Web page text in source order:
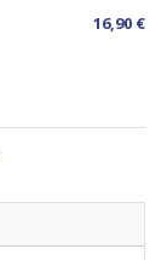
16,90 €